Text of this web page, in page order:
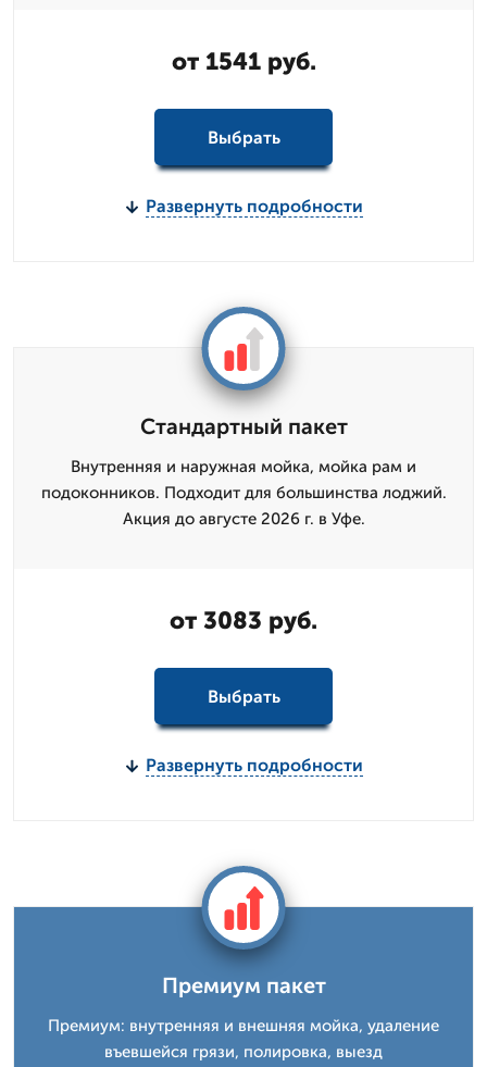
от 1541 руб.
Выбрать
Развернуть подробности
Стандартный пакет
Внутренняя и наружная мойка, мойка рам и
подоконников. Подходит для большинства лоджий.
Акция до августе 2026 г. в Уфе.
от 3083 руб.
Выбрать
Развернуть подробности
Премиум пакет
Премиум: внутренняя и внешняя мойка, удаление
въевшейся грязи, полировка, выезд